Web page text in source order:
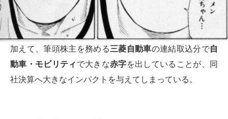
加えて、筆頭株主を務める三菱自動車の連結取込分で自
動車・モビリティ で大きな赤字を出していることが、同
社決算へ大きなインパクトを与えてしまっている。